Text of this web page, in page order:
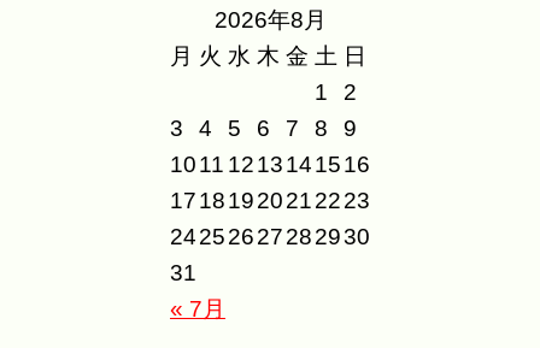
2026年8月
月 火 水 木 金 土 日
« 7月
1
2
3
4 5 6 7 8
9
1011 1213141516
17181920212223
24252627282930
31